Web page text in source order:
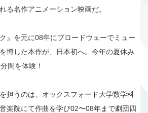
る名作アニメーション映画だ。
』を元に08年にブロードウェーでミュー
博した本作が、日本初へ。今年の夏休み
間を体験！
担うのは、オックスフォード大学数学科
楽院にて作曲を学び02〜08年まで劇団四